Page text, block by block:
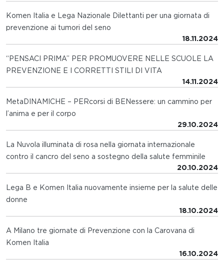
Komen Italia e Lega Nazionale Dilettanti per una giornata di
prevenzione ai tumori del seno
18.11.2024
“PENSACI PRIMA” PER PROMUOVERE NELLE SCUOLE LA
PREVENZIONE E I CORRETTI STILI DI VITA
14.11.2024
MetaDINAMICHE – PERcorsi di BENessere: un cammino per
l’anima e per il corpo
29.10.2024
La Nuvola illuminata di rosa nella giornata internazionale
contro il cancro del seno a sostegno della salute femminile
20.10.2024
Lega B e Komen Italia nuovamente insieme per la salute delle
donne
18.10.2024
A Milano tre giornate di Prevenzione con la Carovana di
Komen Italia
16.10.2024